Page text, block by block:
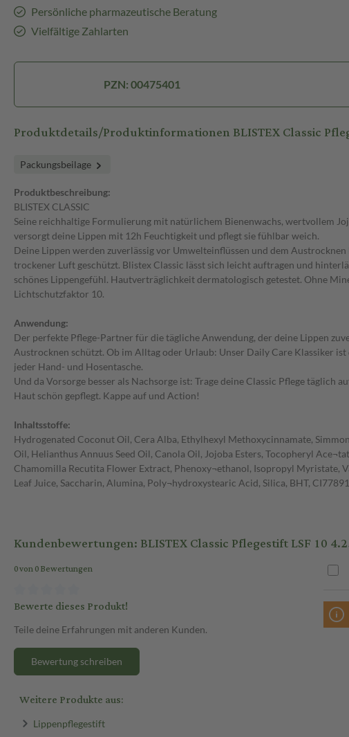
Persönliche pharmazeutische Beratung
Vielfältige Zahlarten
PZN: 00475401
Produktdetails/Produktinformationen BLISTEX Classic
Packungsbeilage
Produktbeschreibung:
BLISTEX CLASSIC
Seine reichhaltige Formulierung mit natürlichem Bienenwachs, wertvollem
versorgt deine Lippen mit 12h Feuchtigkeit und pflegt sie fühlbar weich.
Deine Lippen werden zuverlässig vor Umwelteinflüssen und dem
trockener Luft geschützt. Blistex Classic lässt sich leicht auftragen und
schönes Lippengefühl. Hautverträglichkeit dermatologisch getestet. Ohne
Lichtschutzfaktor 10.
Anwendung:
Der perfekte Pflege-Partner für die tägliche Anwendung, der deine Lippen
Austrocknen schützt. Ob im Alltag oder Urlaub: Unser Daily Care Klassiker ist
jeder Hand- und Hosentasche.
Und da Vorsorge besser als Nachsorge ist: Trage deine Classic Pflege täglich
Haut schön gepflegt. Kappe auf und Action!
Inhaltsstoffe:
Hydrogenated Coconut Oil, Cera Alba, Ethylhexyl Methoxycinnamate,
Oil, Helianthus Annuus Seed Oil, Canola Oil, Jojoba Esters, Tocopheryl
Chamomilla Recutita Flower Extract, Phenoxy¬ethanol, Isopropyl Myristate,
Leaf Juice, Saccharin, Alumina, Poly¬hydroxystearic Acid, Silica, BHT,
Kundenbewertungen: BLISTEX Classic Pflegestift LSF 10
0 von 0 Bewertungen
Bewerte dieses Produkt!
Teile deine Erfahrungen mit anderen Kunden.
Bewertung schreiben
Weitere Produkte aus:
Lippenpflegestift